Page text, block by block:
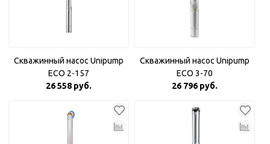
Скважинный насос Unipump
ECO 2-157
26 558 руб.
Скважинный насос Unipump
ECO 3-70
26 796 руб.